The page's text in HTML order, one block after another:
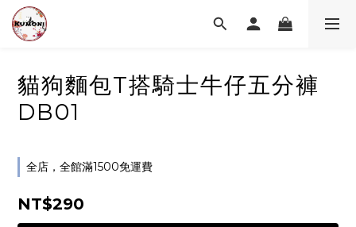
貓狗麵包T搭騎士牛仔五分褲
DB01
全店，全館滿1500免運費
NT$290